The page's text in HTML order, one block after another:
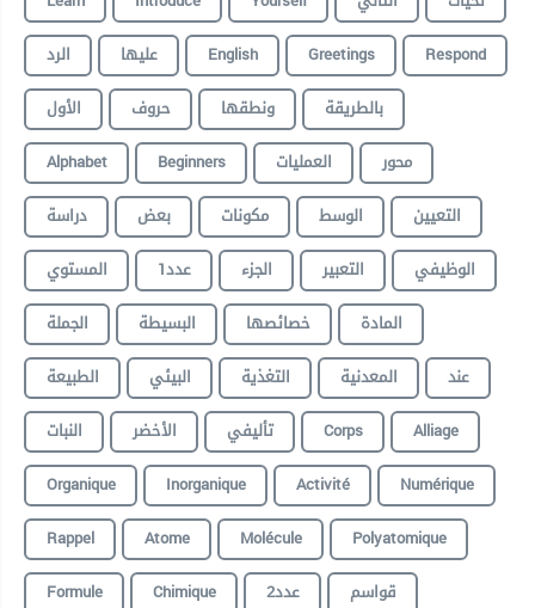
الرد
عليها English Greetings
Respond
الأول
حروف ونطقها
بالطريقة
Alphabet
Beginners العمليات
محور
دراسة
بعض مكونات الوسط
التعيين
المستوي
عدد1 الجزء التعبير
الوظيفي
الجملة
البسيطة خصائصها
المادة
الطبيعة
البيئي التغذية المعدنية
عند
النبات
الأخضر تأليفي Corps
Alliage
Organique
Inorganique Activité
Numérique
Rappel
Atome Molécule
Polyatomique
Formule
Chimique عدد2
قواسم